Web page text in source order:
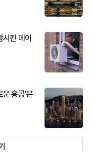
킨 메이
운 홍콩'은